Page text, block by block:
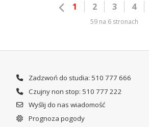
1 2 3 4
59 na 6 stronach
Zadzwoń do studia: 510 777 666
Czujny non stop: 510 777 222
Wyślij do nas wiadomość
Prognoza pogody